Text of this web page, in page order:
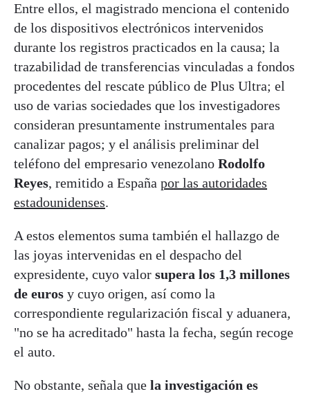
Entre ellos, el magistrado menciona el contenido
de los dispositivos electrónicos intervenidos
durante los registros practicados en la causa; la
trazabilidad de transferencias vinculadas a fondos
procedentes del rescate público de Plus Ultra; el
uso de varias sociedades que los investigadores
consideran presuntamente instrumentales para
canalizar pagos; y el análisis preliminar del
teléfono del empresario venezolano Rodolfo
Reyes, remitido a España por las autoridades
estadounidenses.
A estos elementos suma también el hallazgo de
las joyas intervenidas en el despacho del
expresidente, cuyo valor supera los 1,3 millones
de euros y cuyo origen, así como la
correspondiente regularización fiscal y aduanera,
"no se ha acreditado" hasta la fecha, según recoge
el auto.
No obstante, señala que la investigación es